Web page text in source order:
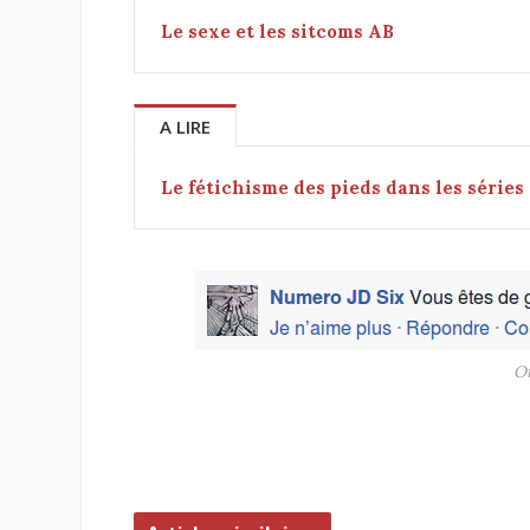
Le sexe et les sitcoms AB
A LIRE
Le fétichisme des pieds dans les séries